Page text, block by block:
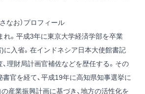
なお）プロフィール
れ。平成3年に東京大学経済学部を卒業
)に入省。在インドネシア日本大使館書記
、理財局計画官補佐などを歴任する。その
書官を経て、平成19年に高知県知事選挙に
の産業振興計画に基づき、地方の活性化を